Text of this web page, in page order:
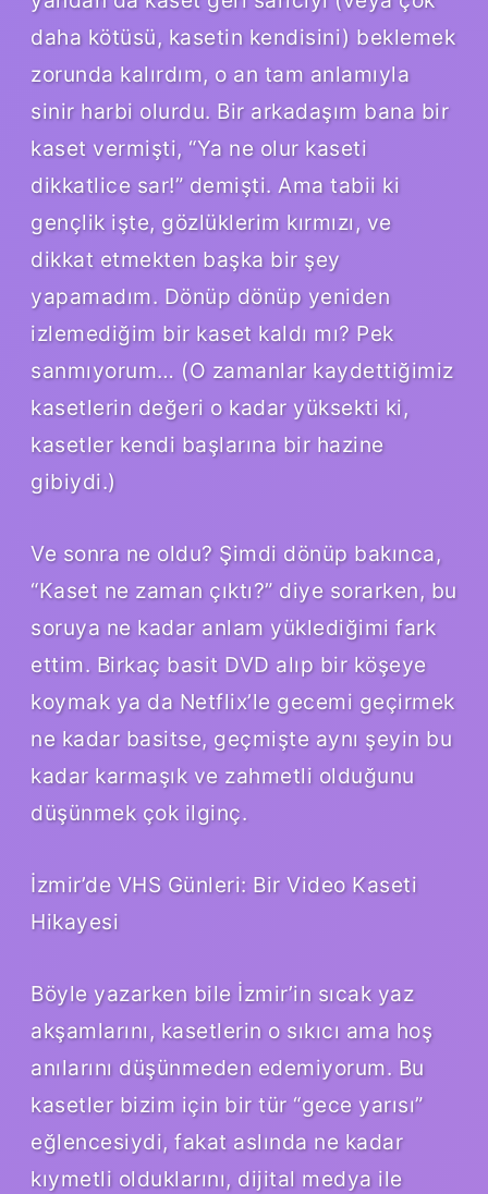
daha kötüsü, kasetin kendisini) beklemek
zorunda kalırdım, o an tam anlamıyla
sinir harbi olurdu. Bir arkadaşım bana bir
kaset vermişti, “Ya ne olur kaseti
dikkatlice sar!” demişti. Ama tabii ki
gençlik işte, gözlüklerim kırmızı, ve
dikkat etmekten başka bir şey
yapamadım. Dönüp dönüp yeniden
izlemediğim bir kaset kaldı mı? Pek
sanmıyorum… (O zamanlar kaydettiğimiz
kasetlerin değeri o kadar yüksekti ki,
kasetler kendi başlarına bir hazine
gibiydi.)
Ve sonra ne oldu? Şimdi dönüp bakınca,
“Kaset ne zaman çıktı?” diye sorarken, bu
soruya ne kadar anlam yüklediğimi fark
ettim. Birkaç basit DVD alıp bir köşeye
koymak ya da Netflix’le gecemi geçirmek
ne kadar basitse, geçmişte aynı şeyin bu
kadar karmaşık ve zahmetli olduğunu
düşünmek çok ilginç.
İzmir’de VHS Günleri: Bir Video Kaseti
Hikayesi
Böyle yazarken bile İzmir’in sıcak yaz
akşamlarını, kasetlerin o sıkıcı ama hoş
anılarını düşünmeden edemiyorum. Bu
kasetler bizim için bir tür “gece yarısı”
eğlencesiydi, fakat aslında ne kadar
kıymetli olduklarını, dijital medya ile